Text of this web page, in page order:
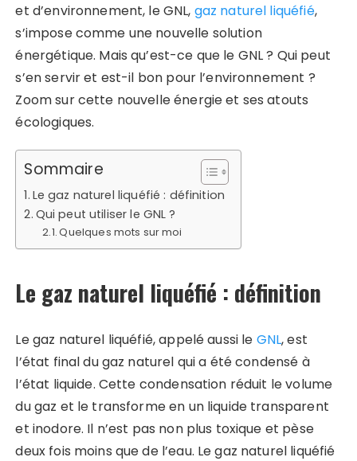
et d’environnement, le GNL, gaz naturel liquéfié,
s’impose comme une nouvelle solution
énergétique. Mais qu’est-ce que le GNL ? Qui peut
s’en servir et est-il bon pour l’environnement ?
Zoom sur cette nouvelle énergie et ses atouts
écologiques.
Sommaire
Le gaz naturel liquéfié : définition
Qui peut utiliser le GNL ?
Quelques mots sur moi
Le gaz naturel liquéfié : définition
Le gaz naturel liquéfié, appelé aussi le GNL, est
l’état final du gaz naturel qui a été condensé à
l’état liquide. Cette condensation réduit le volume
du gaz et le transforme en un liquide transparent
et inodore. Il n’est pas non plus toxique et pèse
deux fois moins que de l’eau. Le gaz naturel liquéfié